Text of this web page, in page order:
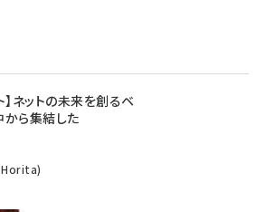
】ネットの未来を創るベ
ら集結した
Horita)